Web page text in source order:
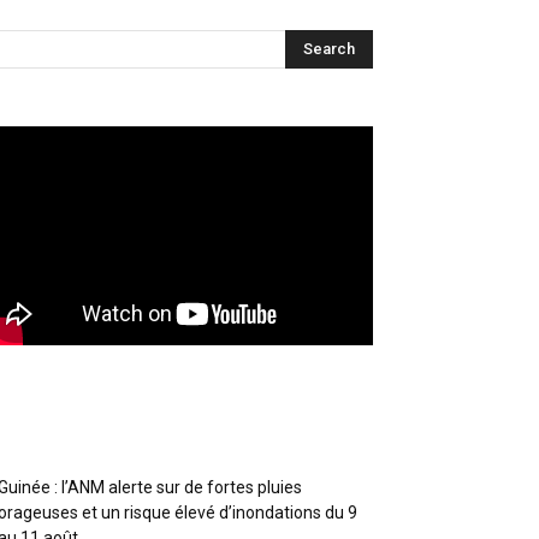
: l’ANM alerte sur de fortes pluies
et un risque élevé d’inondations du 9